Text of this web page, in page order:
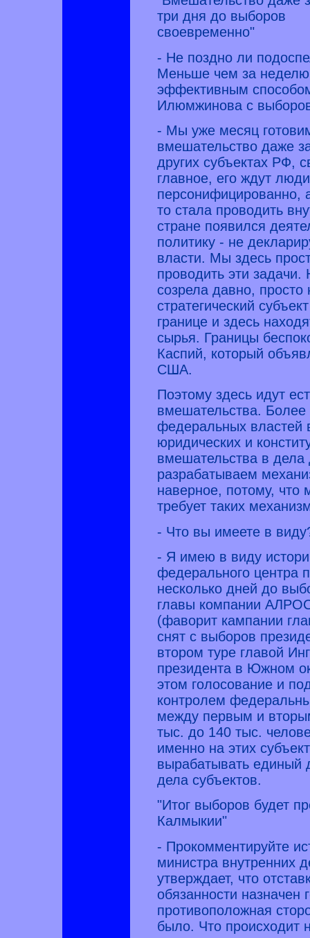
три дня до выборов
своевременно"
- Не поздно ли
Меньше чем за
эффективным
Илюмжинова с
- Мы уже месяц
вмешательство даже
других субъектах РФ,
главное, его ждут
персонифицированно,
то стала проводить
стране появился
политику - не
власти. Мы здесь
проводить эти
созрела давно,
стратегический
границе и здесь
сырья. Границы
Каспий, который
США.
Поэтому здесь идут
вмешательства. Более
федеральных властей
юридических и
вмешательства в
разрабатываем
наверное, потому,
требует таких
- Что вы имеете в
- Я имею в виду
федерального центра
несколько дней до
главы компании
(фаворит кампании
снят с выборов
втором туре главой
президента в Южном
этом голосование и
контролем
между первым и
тыс. до 140 тыс.
именно на этих
вырабатывать единый
дела субъектов.
"Итог выборов будет
Калмыкии"
- Прокомментируйте
министра внутренних
утверждает, что
обязанности
противоположная
было. Что происходит